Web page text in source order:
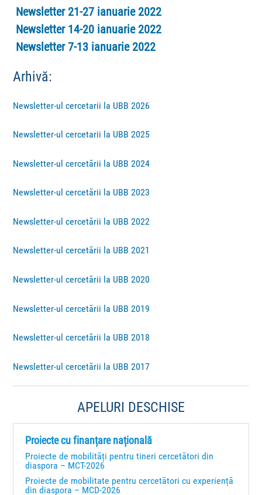
Newsletter 21-27 ianuarie 2022
Newsletter 14-20 ianuarie 2022
Newsletter 7-13 ianuarie 2022
Arhivă:
Newsletter-ul cercetarii la UBB 2026
Newsletter-ul cercetarii la UBB 2025
Newsletter-ul cercetării la UBB 2024
Newsletter-ul cercetării la UBB 2023
Newsletter-ul cercetării la UBB 2022
Newsletter-ul cercetării la UBB 2021
Newsletter-ul cercetării la UBB 2020
Newsletter-ul cercetării la UBB 2019
Newsletter-ul cercetării la UBB 2018
Newsletter-ul cercetării la UBB 2017
APELURI DESCHISE
Proiecte cu finanțare națională
Proiecte de mobilități pentru tineri cercetători din
diaspora – MCT-2026
Proiecte de mobilitate pentru cercetători cu experiență
din diaspora – MCD-2026